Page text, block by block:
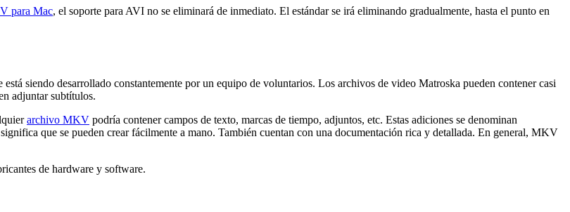
para Mac, el soporte para AVI no se eliminará de inmediato. El estándar se irá eliminando gradualmente, hasta el punto en
siendo desarrollado constantemente por un equipo de voluntarios. Los archivos de video Matroska pueden contener casi
adjuntar subtítulos.
archivo MKV podría contener campos de texto, marcas de tiempo, adjuntos, etc. Estas adiciones se denominan
que se pueden crear fácilmente a mano. También cuentan con una documentación rica y detallada. En general, MKV
de hardware y software.